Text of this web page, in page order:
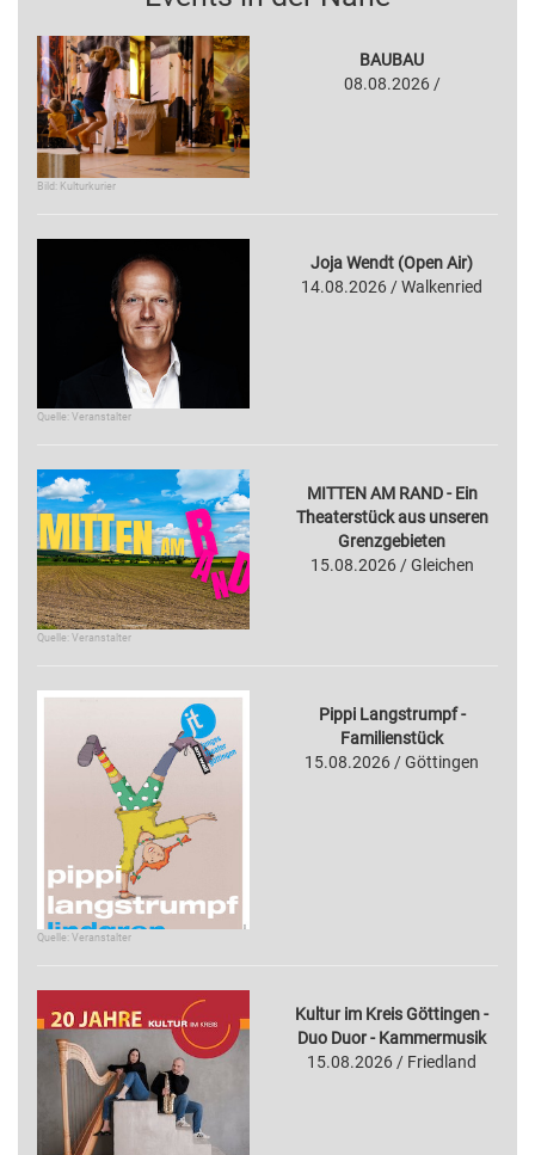
Bild: Kulturkurier
BAUBAU
08.08.2026 /
Quelle: Veranstalter
Joja Wendt (Open Air)
14.08.2026 / Walkenried
Quelle: Veranstalter
MITTEN AM RAND - Ein
Theaterstück aus unseren
Grenzgebieten
15.08.2026 / Gleichen
Quelle: Veranstalter
Pippi Langstrumpf -
Familienstück
15.08.2026 / Göttingen
Kultur im Kreis Göttingen -
Duo Duor - Kammermusik
15.08.2026 / Friedland